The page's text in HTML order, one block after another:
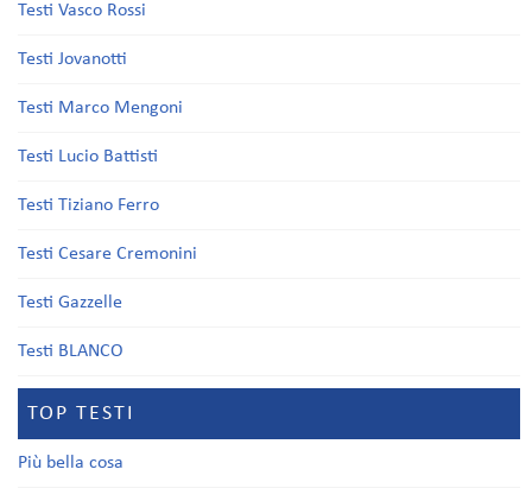
Testi Vasco Rossi
Testi Jovanotti
Testi Marco Mengoni
Testi Lucio Battisti
Testi Tiziano Ferro
Testi Cesare Cremonini
Testi Gazzelle
Testi BLANCO
TOP TESTI
Più bella cosa